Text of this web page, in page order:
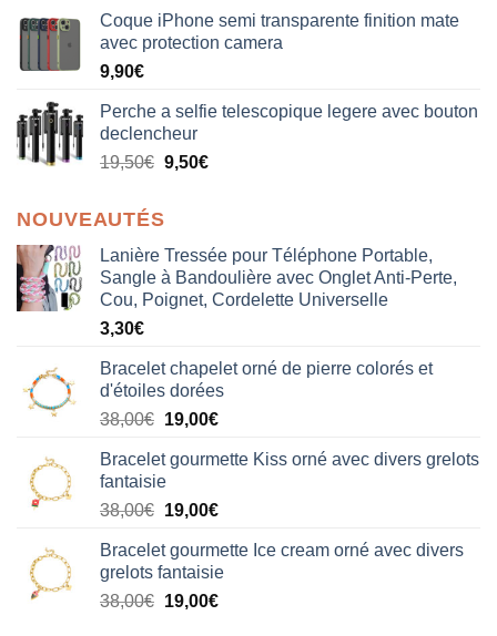
Coque iPhone semi transparente finition mate
avec protection camera
9,90€
Perche a selfie telescopique legere avec bouton
declencheur
19,50€ 9,50€
NOUVEAUTÉS
Lanière Tressée pour Téléphone Portable,
Sangle à Bandoulière avec Onglet Anti-Perte,
Cou, Poignet, Cordelette Universelle
3,30€
Bracelet chapelet orné de pierre colorés et
d'étoiles dorées
38,00€ Le
initial
était :
38,00€.
19,00€Le
actuel
19,00€.
Bracelet gourmette Kiss orné avec divers grelots
fantaisie
38,00€ Le
initial
était :
38,00€.
19,00€Le
actuel
est :
19,00€.
Bracelet gourmette Ice cream orné avec divers
grelots fantaisie
38,00€ Le
19,00€Le